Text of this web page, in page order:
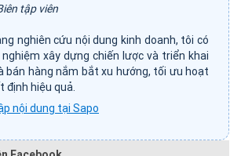
tập viên
nghiên cứu nội dung kinh doanh, tôi có
xây dựng chiến lược và triển khai
bán hàng nắm bắt xu hướng, tối ưu hoạt
định hiệu quả.
nội dung tại Sapo